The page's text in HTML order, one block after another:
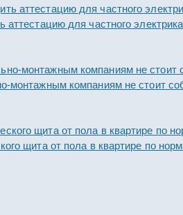
аттестацию для частного
монтажным компаниям не стоит
щита от пола в квартире по